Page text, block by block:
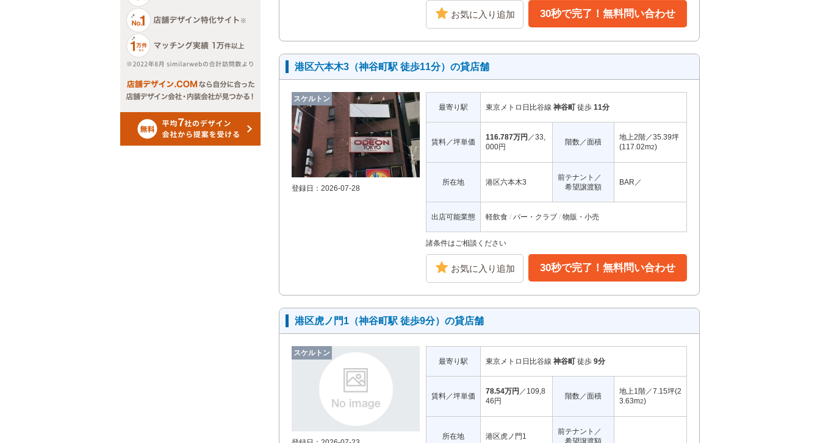
お気に入り追加 30秒で完了！無料問い合わせ
港区六本木3（神谷町駅 徒歩11分）の貸店舗
スケルトン
登録日：2026-07-28
最寄り駅 東京メトロ日比谷線 神谷町 徒歩 11分
賃料／坪単価
116.787万円 ／33,
000円
階数／面積
地上2階／35.39坪
(117.02m2)
所在地 港区六本木3
前テナント／
希望譲渡額
BAR／
出店可能業態 軽飲食 バー・クラブ 物販・小売
諸条件はご相談ください
お気に入り追加 30秒で完了！無料問い合わせ
港区虎ノ門1（神谷町駅 徒歩9分）の貸店舗
スケルトン
最寄り駅 東京メトロ日比谷線 神谷町 徒歩 9分
賃料／坪単価
78.54万円 ／109,8
46円
階数／面積
地上1階／7.15坪(2
3.63m2)
所在地 港区虎ノ門1
前テナント／
希望譲渡額